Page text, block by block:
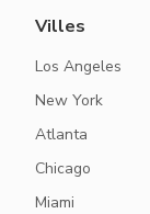
Villes
Los Angeles
New York
Atlanta
Chicago
Miami